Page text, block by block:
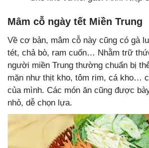
Mâm cỗ ngày tết Miền Trung
Về cơ bản, mâm cỗ này cũng có gà
tét, chả bò, ram cuốn… Nhằm trữ
người miền Trung thường chuẩn bị
mặn như thịt kho, tôm rim, cá kho…
của mình. Các món ăn cũng được
nhỏ, dễ chọn lựa.